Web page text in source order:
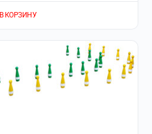
В КОРЗИНУ